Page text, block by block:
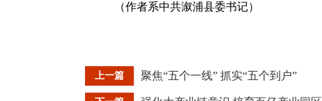
（作者系中共溆浦县委书记）
上一篇 聚焦“五个一线” 抓实“五个到户”